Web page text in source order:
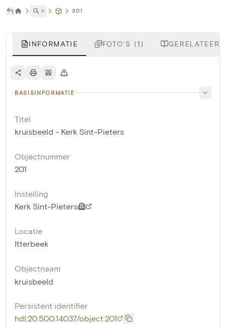
˅ 201
INFORMATIE FOTO'S (1)
BASISINFORMATIE
Titel
kruisbeeld - Kerk Sint-Pieters
Objectnummer
201
Instelling
Kerk Sint-Pieters
Locatie
Itterbeek
Objectnaam
kruisbeeld
Persistent identifier
hdl:20.500.14037/object.201